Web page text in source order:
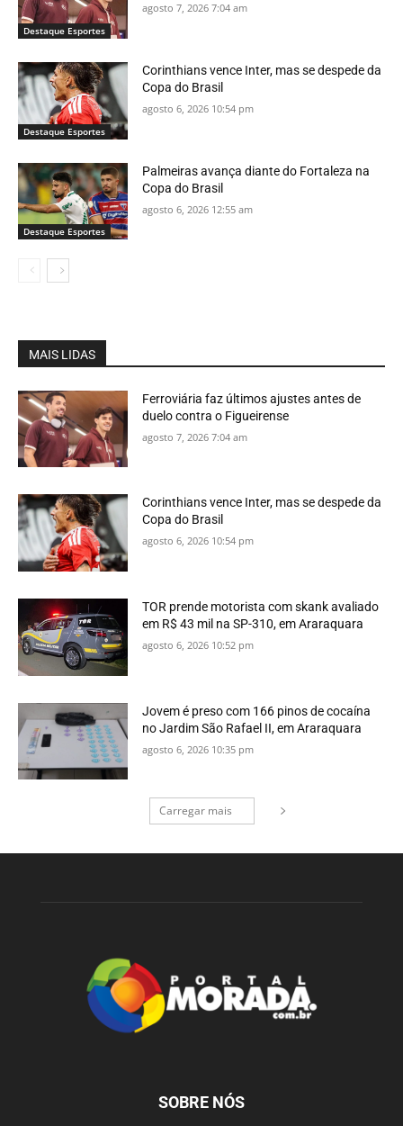
Destaque Esportes
agosto 7, 2026 7:04 am
Destaque Esportes
Corinthians vence Inter, mas se despede da
Copa do Brasil
agosto 6, 2026 10:54 pm
Destaque Esportes
Palmeiras avança diante do Fortaleza na
Copa do Brasil
agosto 6, 2026 12:55 am
MAIS LIDAS
Ferroviária faz últimos ajustes antes de
duelo contra o Figueirense
agosto 7, 2026 7:04 am
Corinthians vence Inter, mas se despede da
Copa do Brasil
agosto 6, 2026 10:54 pm
TOR prende motorista com skank avaliado
em R$ 43 mil na SP-310, em Araraquara
agosto 6, 2026 10:52 pm
Jovem é preso com 166 pinos de cocaína
no Jardim São Rafael II, em Araraquara
agosto 6, 2026 10:35 pm
Carregar mais
SOBRE NÓS